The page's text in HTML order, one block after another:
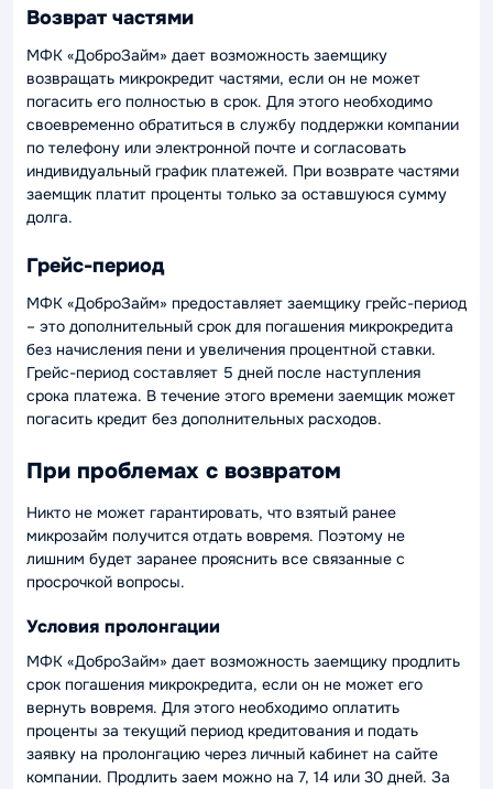
Возврат частями
МФК «ДоброЗайм» дает возможность заемщику
возвращать микрокредит частями, если он не может
погасить его полностью в срок. Для этого необходимо
своевременно обратиться в службу поддержки компании
по телефону или электронной почте и согласовать
индивидуальный график платежей. При возврате частями
заемщик платит проценты только за оставшуюся сумму
долга.
Грейс-период
МФК «ДоброЗайм» предоставляет заемщику грейс-период
– это дополнительный срок для погашения микрокредита
без начисления пени и увеличения процентной ставки.
Грейс-период составляет 5 дней после наступления
срока платежа. В течение этого времени заемщик может
погасить кредит без дополнительных расходов.
При проблемах с возвратом
Никто не может гарантировать, что взятый ранее
микрозайм получится отдать вовремя. Поэтому не
лишним будет заранее прояснить все связанные с
просрочкой вопросы.
Условия пролонгации
МФК «ДоброЗайм» дает возможность заемщику продлить
срок погашения микрокредита, если он не может его
вернуть вовремя. Для этого необходимо оплатить
проценты за текущий период кредитования и подать
заявку на пролонгацию через личный кабинет на сайте
компании. Продлить заем можно на 7, 14 или 30 дней. За